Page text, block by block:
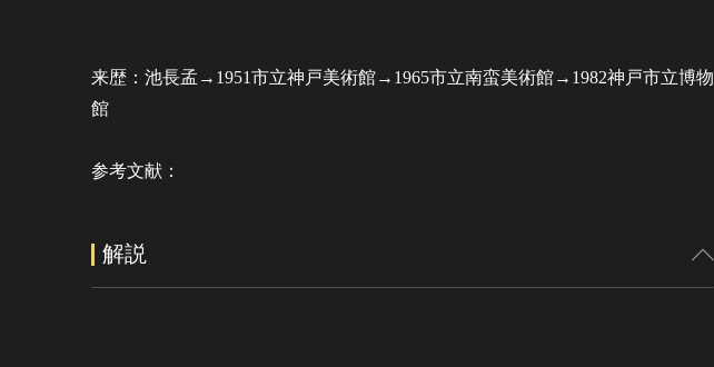
来歴：池長孟→1951市立神戸美術館→1965市立南蛮美術館→1982神戸市立博物
館
参考文献：
解説